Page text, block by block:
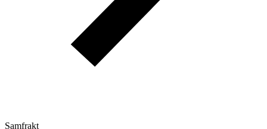
Samfrakt